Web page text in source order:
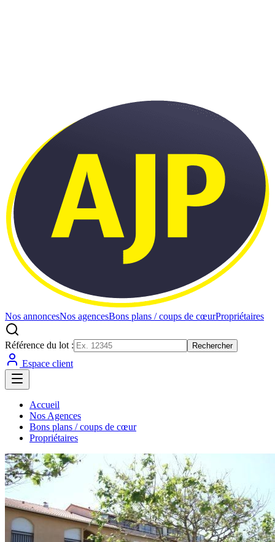
Nos annoncesNos agencesBons plans / coups de cœurPropriétaires
Référence du lot : Rechercher
Espace client
Accueil
Nos Agences
Bons plans / coups de cœur
Propriétaires